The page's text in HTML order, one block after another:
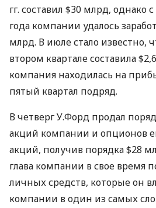
гг. составил $30 млрд, однако
года компании удалось
млрд. В июле стало известно,
втором квартале составила
компания находилась на
пятый квартал подряд.
В четверг У.Форд продал
акций компании и опционов
акций, получив порядка $28
глава компании в свое время
личных средств, которые он
компании в один из самых